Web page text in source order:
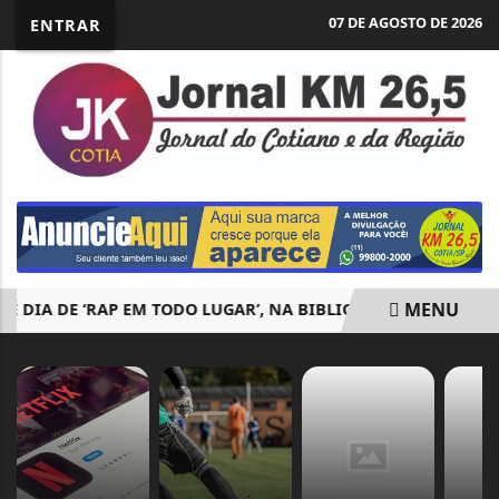
ENTRAR 07 DE AGOSTO DE 2026
DE ‘RAP EM TODO LUGAR’, NA BIBLIOTECA BATISTAMENU